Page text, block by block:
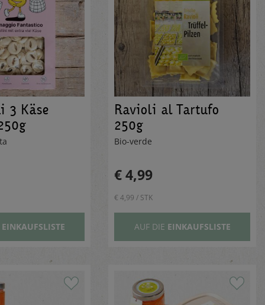
3 Käse
EINKAUFSLISTE
Ravioli al Tartufo
250g
Bio-verde
€ 4,99
€ 4,99 / STK
AUF DIE EINKAUFSLISTE